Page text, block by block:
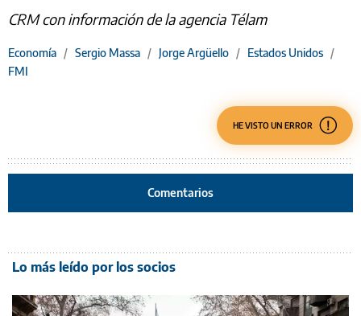
CRM con información de la agencia Télam
Economía / Sergio Massa / Jorge Argüello / Estados Unidos /
FMI
HE VISTO UN ERROR
Comentarios
Lo más leído por los socios